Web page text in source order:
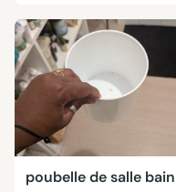
poubelle de salle bain